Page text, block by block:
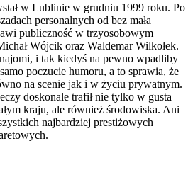
w Lublinie w grudniu 1999 roku. Po
personalnych od bez mała
publiczność w trzyosobowym
Wójcik oraz Waldemar Wilkołek.
i tak kiedyś na pewno wpadliby
poczucie humoru, a to sprawia, że
na scenie jak i w życiu prywatnym.
doskonale trafił nie tylko w gusta
kraju, ale również środowiska. Ani
najbardziej prestiżowych